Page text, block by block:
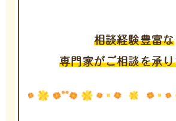
相談経験豊富な
専門家がご相談を承